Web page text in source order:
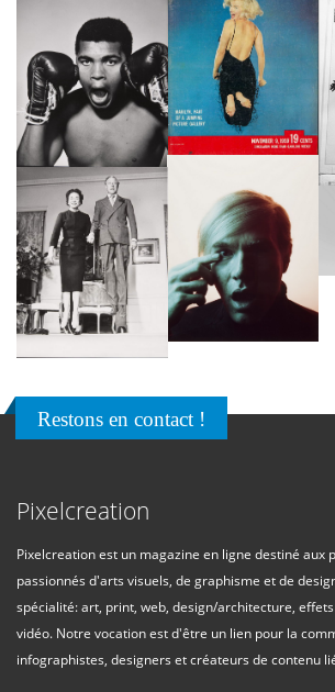
Restons en contact !
Pixelcreation
Pixelcreation est un magazine en ligne destiné aux
passionnés d'arts visuels, de graphisme et de
spécialité: art, print, web, design/architecture,
vidéo. Notre vocation est d'être un lien pour la
infographistes, designers et créateurs de contenu